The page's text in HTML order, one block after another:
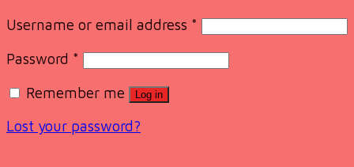
Username or email address *
Password *
Remember me
Log in
Lost your password?